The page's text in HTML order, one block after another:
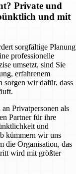
Private und
und mit
sorgfältige Planung
professionelle
umsetzt, sind Sie
erfahrenem
sorgen wir dafür, dass
Privatpersonen als
Partner für ihre
und
kümmern wir uns
die Organisation, das
wird mit größter